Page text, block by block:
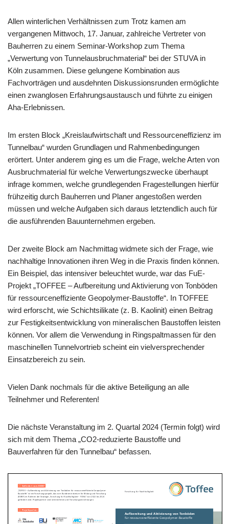
Allen winterlichen Verhältnissen zum Trotz kamen am
vergangenen Mittwoch, 17. Januar, zahlreiche Vertreter von
Bauherren zu einem Seminar-Workshop zum Thema
„Verwertung von Tunnelausbruchmaterial“ bei der STUVA in
Köln zusammen. Diese gelungene Kombination aus
Fachvorträgen und ausdehnten Diskussionsrunden ermöglichte
einen zwanglosen Erfahrungsaustausch und führte zu einigen
Aha-Erlebnissen.
Im ersten Block „Kreislaufwirtschaft und Ressourceneffizienz im
Tunnelbau“ wurden Grundlagen und Rahmenbedingungen
erörtert. Unter anderem ging es um die Frage, welche Arten von
Ausbruchmaterial für welche Verwertungszwecke überhaupt
infrage kommen, welche grundlegenden Fragestellungen hierfür
frühzeitig durch Bauherren und Planer angestoßen werden
müssen und welche Aufgaben sich daraus letztendlich auch für
die ausführenden Bauunternehmen ergeben.
Der zweite Block am Nachmittag widmete sich der Frage, wie
nachhaltige Innovationen ihren Weg in die Praxis finden können.
Ein Beispiel, das intensiver beleuchtet wurde, war das FuE-
Projekt „TOFFEE – Aufbereitung und Aktivierung von Tonböden
für ressourceneffiziente Geopolymer-Baustoffe“. In TOFFEE
wird erforscht, wie Schichtsilikate (z. B. Kaolinit) einen Beitrag
zur Festigkeitsentwicklung von mineralischen Baustoffen leisten
können. Vor allem die Verwendung in Ringspaltmassen für den
maschinellen Tunnelvortrieb scheint ein vielversprechender
Einsatzbereich zu sein.
Vielen Dank nochmals für die aktive Beteiligung an alle
Teilnehmer und Referenten!
Die nächste Veranstaltung im 2. Quartal 2024 (Termin folgt) wird
sich mit dem Thema „CO2-reduzierte Baustoffe und
Bauverfahren für den Tunnelbau“ befassen.